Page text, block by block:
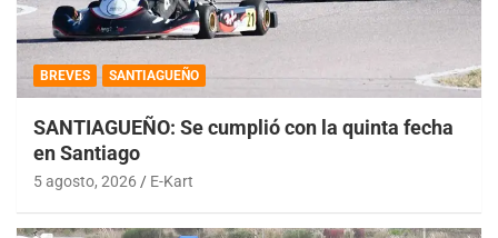
BREVES SANTIAGUEÑO
SANTIAGUEÑO: Se cumplió con la quinta fecha
en Santiago
5 agosto, 2026 E-Kart